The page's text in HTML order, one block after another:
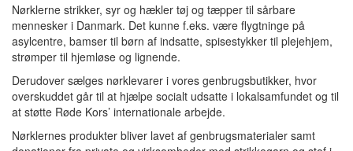
Nørklerne strikker, syr og hækler tøj og tæpper til sårbare
mennesker i Danmark. Det kunne f.eks. være flygtninge på
asylcentre, bamser til børn af indsatte, spisestykker til plejehjem,
strømper til hjemløse og lignende.
Derudover sælges nørklevarer i vores genbrugsbutikker, hvor
overskuddet går til at hjælpe socialt udsatte i lokalsamfundet og til
at støtte Røde Kors’ internationale arbejde.
Nørklernes produkter bliver lavet af genbrugsmaterialer samt